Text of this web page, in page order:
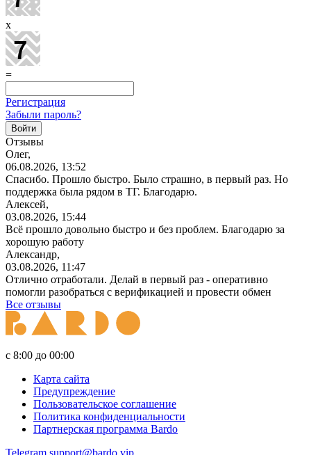
x
=
Регистрация
Забыли пароль?
Отзывы
Олег,
06.08.2026, 13:52
Спасибо. Прошло быстро. Было страшно, в первый раз. Но
поддержка была рядом в ТГ. Благодарю.
Алексей,
03.08.2026, 15:44
Всё прошло довольно быстро и без проблем. Благодарю за
хорошую работу
Александр,
03.08.2026, 11:47
Отлично отработали. Делай в первый раз - оперативно
помогли разобраться с верификацией и провести обмен
Все отзывы
с 8:00 до 00:00
Карта сайта
Предупреждение
Пользовательское соглашение
Политика конфиденциальности
Партнерская программа Bardo
Telegram support@bardo.vip